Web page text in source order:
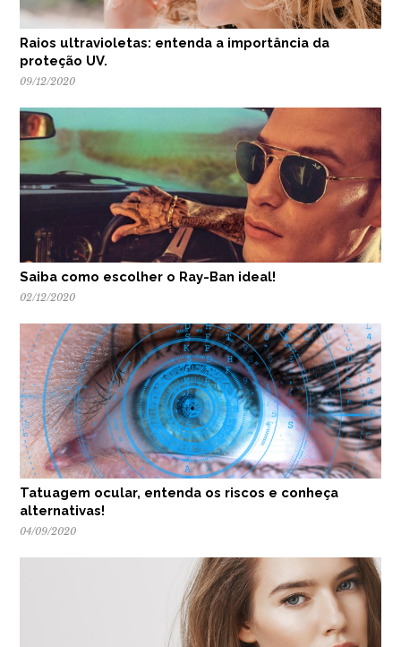
Raios ultravioletas: entenda a importância da
proteção UV.
09/12/2020
Saiba como escolher o Ray-Ban ideal!
02/12/2020
Tatuagem ocular, entenda os riscos e conheça
alternativas!
04/09/2020